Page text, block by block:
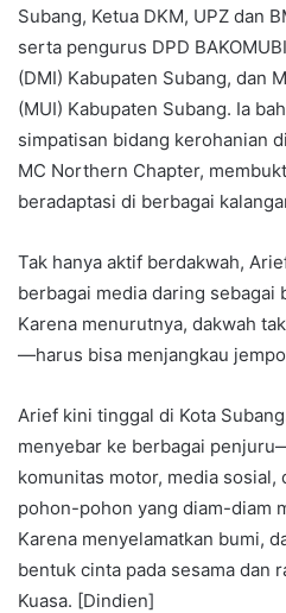
Subang, Ketua DKM, UPZ dan
serta pengurus DPD
(DMI) Kabupaten Subang, dan
(MUI) Kabupaten Subang. Ia
simpatisan bidang kerohanian
MC Northern Chapter,
beradaptasi di berbagai
Tak hanya aktif berdakwah,
berbagai media daring sebagai
Karena menurutnya, dakwah
—harus bisa menjangkau
Arief kini tinggal di Kota
menyebar ke berbagai
komunitas motor, media
pohon-pohon yang diam-diam
Karena menyelamatkan bumi,
bentuk cinta pada sesama dan
Kuasa. [Dindien]